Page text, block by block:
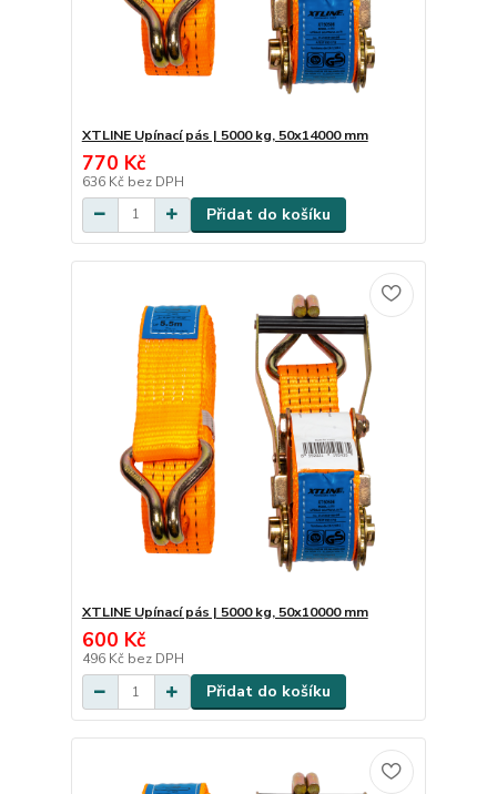
XTLINE Upínací pás | 5000 kg, 50x14000 mm
770 Kč
636 Kč bez DPH
Přidat do košíku
XTLINE Upínací pás | 5000 kg, 50x10000 mm
600 Kč
496 Kč bez DPH
Přidat do košíku